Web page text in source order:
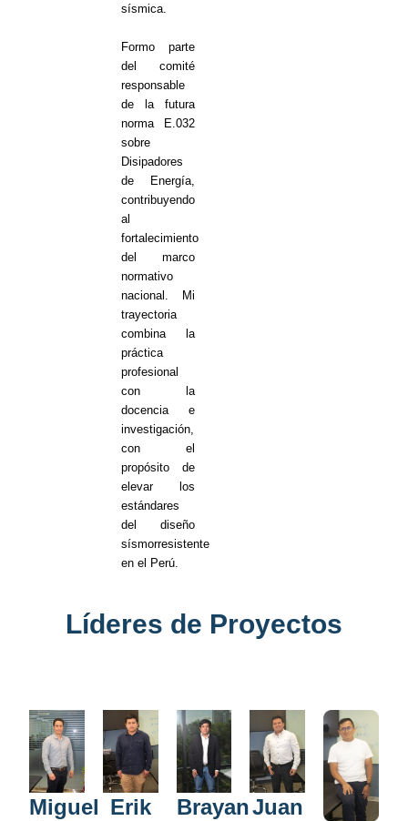
sísmica.
Formo parte
del comité
responsable
de la futura
norma E.032
sobre
Disipadores
de Energía,
contribuyendo
al
fortalecimiento
del marco
normativo
nacional. Mi
trayectoria
combina la
práctica
profesional
con la
docencia e
investigación,
con el
propósito de
elevar los
estándares
del diseño
sísmorresistente
en el Perú.
Líderes de Proyectos
Miguel Erik
BrayanJuan